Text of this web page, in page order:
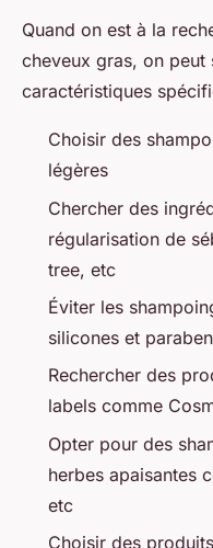
Quand on est à la
cheveux gras, on peut
caractéristiques
Choisir des
légères
Chercher des
régularisation de
tree, etc
Éviter les
silicones et
Rechercher des
labels comme
Opter pour des
herbes apaisantes
etc
Choisir des